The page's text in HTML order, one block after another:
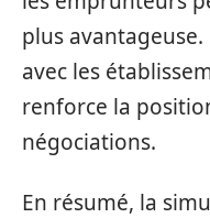
plus
avec les
renforce la
négociations.
En résumé, la